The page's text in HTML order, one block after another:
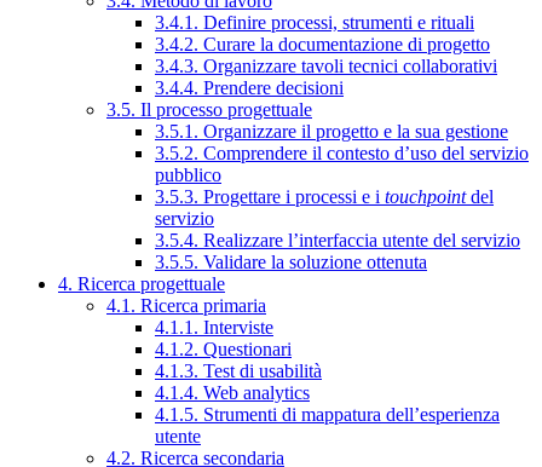
3.4.1. Definire processi, strumenti e rituali
3.4.2. Curare la documentazione di progetto
3.4.3. Organizzare tavoli tecnici collaborativi
3.4.4. Prendere decisioni
3.5. Il processo progettuale
3.5.1. Organizzare il progetto e la sua gestione
3.5.2. Comprendere il contesto d’uso del servizio
pubblico
3.5.3. Progettare i processi e i touchpointdel
servizio
3.5.4. Realizzare l’interfaccia utente del servizio
3.5.5. Validare la soluzione ottenuta
4. Ricerca progettuale
4.1. Ricerca primaria
4.1.1. Interviste
4.1.2. Questionari
4.1.3. Test di usabilità
4.1.4. Web analytics
4.1.5. Strumenti di mappatura dell’esperienza
utente
4.2. Ricerca secondaria